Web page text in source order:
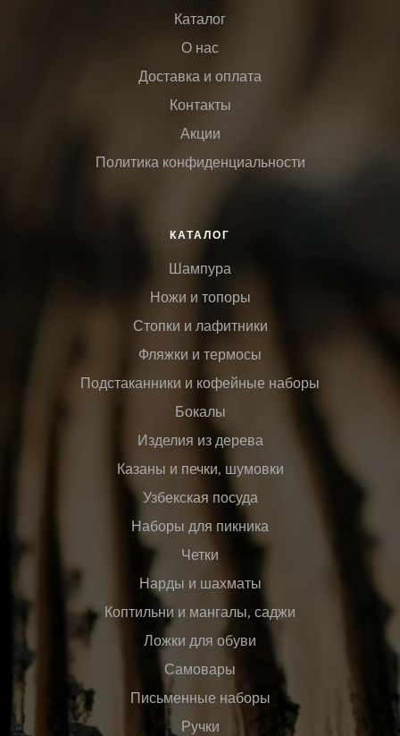
Каталог
О нас
Доставка и оплата
Контакты
Акции
Политика конфиденциальности
КАТАЛОГ
Шампура
Ножи и топоры
Стопки и лафитники
Фляжки и термосы
Подстаканники и кофейные наборы
Бокалы
Изделия из дерева
Казаны и печки, шумовки
Узбекская посуда
Наборы для пикника
Четки
Нарды и шахматы
Коптильни и мангалы, саджи
Ложки для обуви
Самовары
Письменные наборы
Ручки